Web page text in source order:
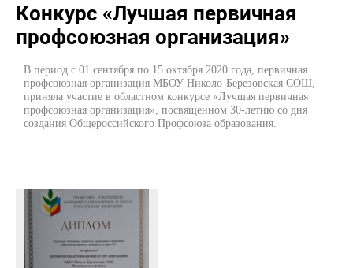
Конкурс «Лучшая первичная
профсоюзная организация»
В период с 01 сентября по 15 октября 2020 года, первичная
профсоюзная организация МБОУ Николо-Березовская СОШ,
приняла участие в областном конкурсе «Лучшая первичная
профсоюзная организация», посвященном 30-летию со дня
создания Общероссийского Профсоюза образования.